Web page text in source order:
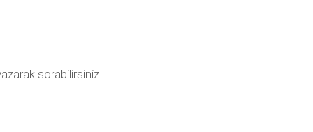
sorabilirsiniz.